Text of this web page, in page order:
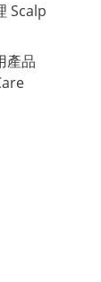
Scalp
產品